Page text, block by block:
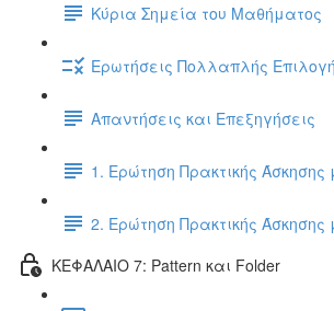
Κύρια Σημεία του Μαθήματος
Ερωτήσεις Πολλαπλής
Απαντήσεις και Επεξηγήσεις
1. Ερώτηση Πρακτικής
2. Ερώτηση Πρακτικής
ΚΕΦΑΛΑΙΟ 7: Pattern και Folder